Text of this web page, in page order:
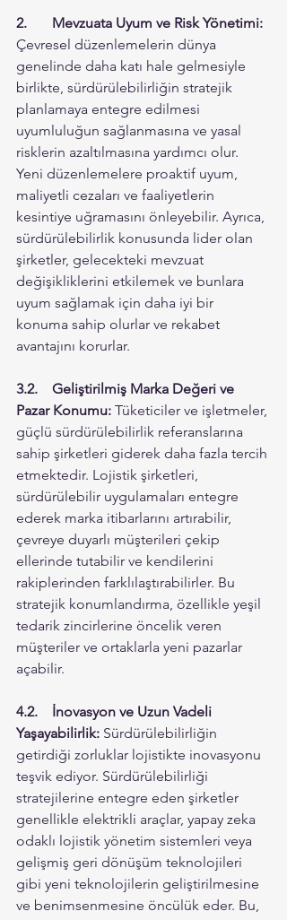
2.	Mevzuata Uyum ve Risk Yönetimi:
Çevresel düzenlemelerin dünya
genelinde daha katı hale gelmesiyle
birlikte, sürdürülebilirliğin stratejik
planlamaya entegre edilmesi
uyumluluğun sağlanmasına ve yasal
risklerin azaltılmasına yardımcı olur.
Yeni düzenlemelere proaktif uyum,
maliyetli cezaları ve faaliyetlerin
kesintiye uğramasını önleyebilir. Ayrıca,
sürdürülebilirlik konusunda lider olan
şirketler, gelecekteki mevzuat
değişikliklerini etkilemek ve bunlara
uyum sağlamak için daha iyi bir
konuma sahip olurlar ve rekabet
avantajını korurlar.
3.2.	Geliştirilmiş Marka Değeri ve
Pazar Konumu: Tüketiciler ve işletmeler,
güçlü sürdürülebilirlik referanslarına
sahip şirketleri giderek daha fazla tercih
etmektedir. Lojistik şirketleri,
sürdürülebilir uygulamaları entegre
ederek marka itibarlarını artırabilir,
çevreye duyarlı müşterileri çekip
ellerinde tutabilir ve kendilerini
rakiplerinden farklılaştırabilirler. Bu
stratejik konumlandırma, özellikle yeşil
tedarik zincirlerine öncelik veren
müşteriler ve ortaklarla yeni pazarlar
açabilir.
4.2.	İnovasyon ve Uzun Vadeli
Yaşayabilirlik: Sürdürülebilirliğin
getirdiği zorluklar lojistikte inovasyonu
teşvik ediyor. Sürdürülebilirliği
stratejilerine entegre eden şirketler
genellikle elektrikli araçlar, yapay zeka
odaklı lojistik yönetim sistemleri veya
gelişmiş geri dönüşüm teknolojileri
gibi yeni teknolojilerin geliştirilmesine
ve benimsenmesine öncülük eder. Bu,